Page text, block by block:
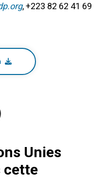
, +223 82 62 41 69
Unies
cette